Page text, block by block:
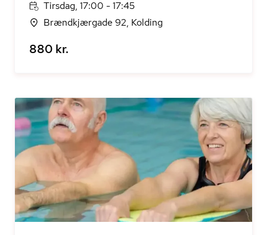
Tirsdag, 17:00 - 17:45
Brændkjærgade 92, Kolding
880 kr.